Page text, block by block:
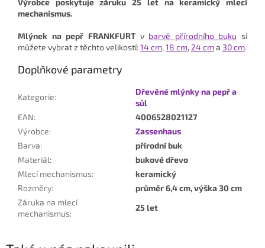
Výrobce poskytuje záruku 25 let na keramický mlecí
mechanismus.
Mlýnek na pepř FRANKFURT v barvě přírodního buku si
můžete vybrat z těchto velikostí:14 cm, 18 cm, 24 cma 30 cm.
Doplňkové parametry
Kategorie:
Dřevěné mlýnky na pepř a
sůl
EAN:
4006528021127
Výrobce:
Zassenhaus
Barva:
přírodní buk
Materiál:
bukové dřevo
Mlecí mechanismus:
keramický
Rozměry:
průměr 6,4 cm, výška 30 cm
Záruka na mlecí
mechanismus:
25 let